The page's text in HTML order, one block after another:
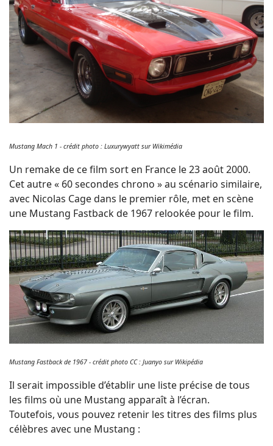
Mustang Mach 1 - crédit photo : Luxurywyatt sur Wikimédia
Un remake de ce film sort en France le 23 août 2000.
Cet autre « 60 secondes chrono » au scénario similaire,
avec Nicolas Cage dans le premier rôle, met en scène
une Mustang Fastback de 1967 relookée pour le film.
Mustang Fastback de 1967 - crédit photo CC : Juanyo sur Wikipédia
Il serait impossible d’établir une liste précise de tous
les films où une Mustang apparaît à l’écran.
Toutefois, vous pouvez retenir les titres des films plus
célèbres avec une Mustang :